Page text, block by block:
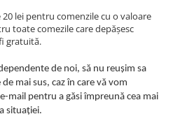
lei pentru comenzile cu o valoare
toate comezile care depășesc
gratuită.
de noi, să nu reușim sa
mai sus, caz în care vă vom
mail pentru a găsi împreună cea mai
situației.